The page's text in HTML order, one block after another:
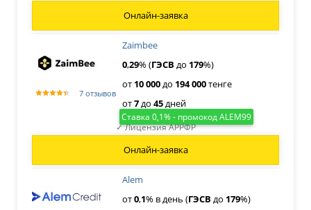
Онлайн-заявка
7 отзывов
Zaimbee
0,29% (ГЭСВ до 179%)
от 10000до 194000тенге
от7до 45дней
Онлайн-заявка
✓ Лицензия АРРФР
Alem
Ставка 0,1% - промокод ALEM99
от0,1% в день (ГЭСВ до 179%)